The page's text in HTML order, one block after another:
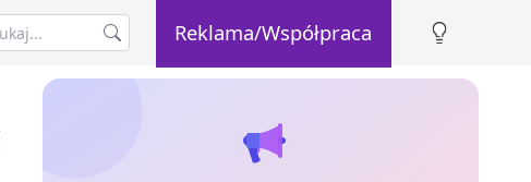
Reklama/Współpraca